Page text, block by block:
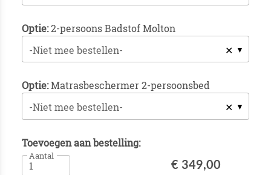
Optie:2-persoons Badstof Molton
✕
-Niet mee bestellen-
Optie:Matrasbeschermer 2-persoonsbed
✕
-Niet mee bestellen-
Toevoegen aan bestelling:
Aantal
€ 349,00